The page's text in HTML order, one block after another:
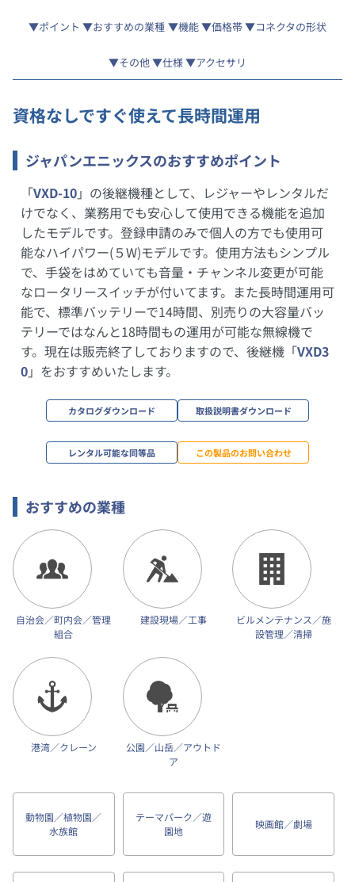
ポイント おすすめの業種 機能 価格帯 コネクタの形状
その他 仕様 アクセサリ
資格なしですぐ使えて長時間運用
ジャパンエニックスのおすすめポイント
「VXD-10」の後継機種として、レジャーやレンタルだ
けでなく、業務用でも安心して使用できる機能を追加
したモデルです。登録申請のみで個人の方でも使用可
能なハイパワー(５W)モデルです。使用方法もシンプル
で、手袋をはめていても音量・チャンネル変更が可能
なロータリースイッチが付いてます。また長時間運用可
能で、標準バッテリーで14時間、別売りの大容量バッ
テリーではなんと18時間もの運用が可能な無線機で
す。現在は販売終了しておりますので、後継機「VXD3
0」をおすすめいたします。
カタログダウンロード 取扱説明書ダウンロード
レンタル可能な同等品 この製品のお問い合わせ
おすすめの業種
自治会／町内会／管理
組合
建設現場／工事
ビルメンテナンス／施
設管理／清掃
港湾／クレーン
公園／山岳／アウトド
ア
動物園／植物園／
水族館
テーマパーク／遊
園地
映画館／劇場